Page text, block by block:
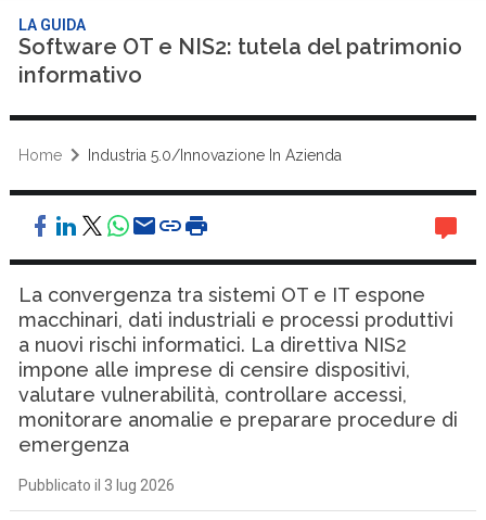
LA GUIDA
Software OT e NIS2: tutela del patrimonio
informativo
Home Industria 5.0/Innovazione In Azienda
La convergenza tra sistemi OT e IT espone
macchinari, dati industriali e processi produttivi
a nuovi rischi informatici. La direttiva NIS2
impone alle imprese di censire dispositivi,
valutare vulnerabilità, controllare accessi,
monitorare anomalie e preparare procedure di
emergenza
Pubblicato il 3 lug 2026